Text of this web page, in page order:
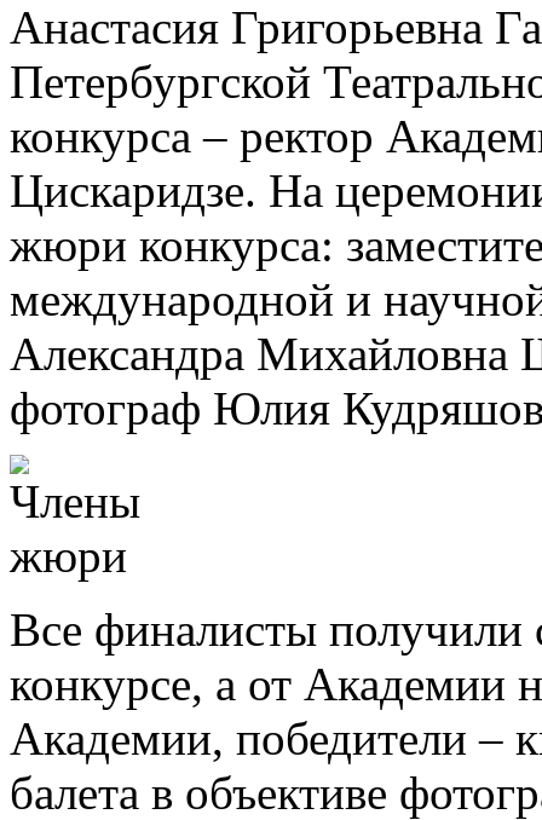
Анастасия Григорьевна
Петербургской
конкурса – ректор
Цискаридзе. На
жюри конкурса:
международной и
Александра Михайловна
фотограф Юлия
Все финалисты получили
конкурсе, а от Академии
Академии, победители –
балета в объективе